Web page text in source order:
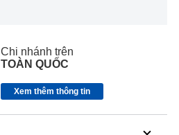
Chi nhánh trên
TOÀN QUỐC
Xem thêm thông tin